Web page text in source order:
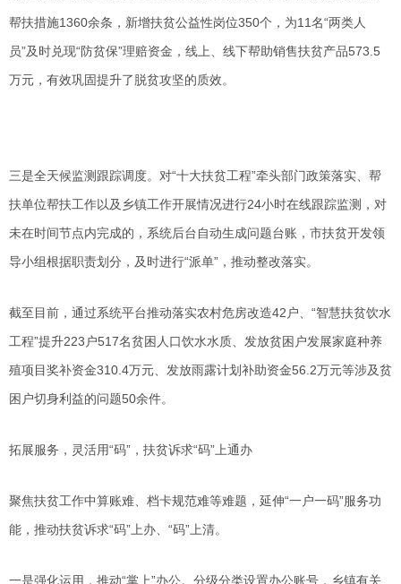
帮扶措施1360余条，新增扶贫公益性岗位350个，为11名“两类人
员”及时兑现“防贫保”理赔资金，线上、线下帮助销售扶贫产品573.5
万元，有效巩固提升了脱贫攻坚的质效。
三是全天候监测跟踪调度。对“十大扶贫工程”牵头部门政策落实、帮
扶单位帮扶工作以及乡镇工作开展情况进行24小时在线跟踪监测，对
未在时间节点内完成的，系统后台自动生成问题台账，市扶贫开发领
导小组根据职责划分，及时进行“派单”，推动整改落实。
截至目前，通过系统平台推动落实农村危房改造42户、“智慧扶贫饮水
工程”提升223户517名贫困人口饮水水质、发放贫困户发展家庭种养
殖项目奖补资金310.4万元、发放雨露计划补助资金56.2万元等涉及贫
困户切身利益的问题50余件。
拓展服务，灵活用“码”，扶贫诉求“码”上通办
聚焦扶贫工作中算账难、档卡规范难等难题，延伸“一户一码”服务功
能，推动扶贫诉求“码”上办、“码”上清。
一是强化运用，推动“掌上”办公。分级分类设置办公账号，乡镇有关